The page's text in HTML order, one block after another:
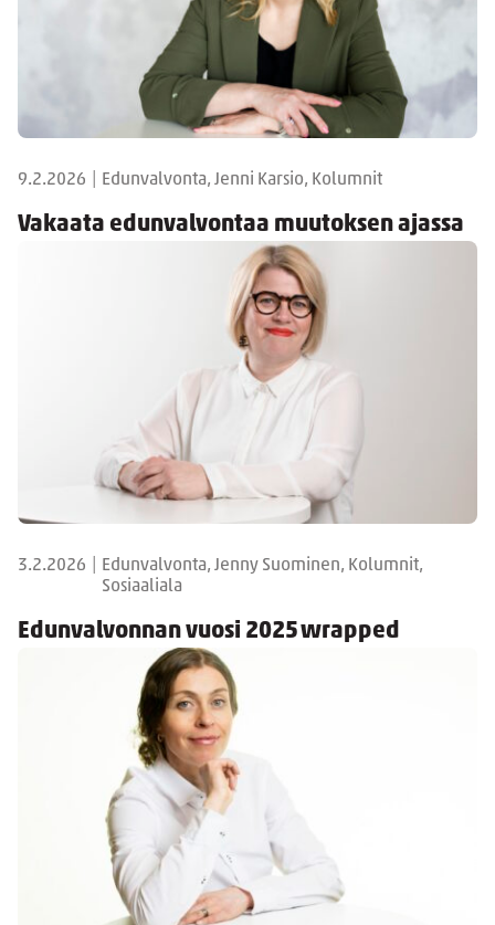
9.2.2026 Edunvalvonta, Jenni Karsio, Kolumnit
Vakaata edunvalvontaa muutoksen ajassa
3.2.2026
Edunvalvonta, Jenny Suominen, Kolumnit,
Sosiaaliala
Edunvalvonnan vuosi 2025 wrapped